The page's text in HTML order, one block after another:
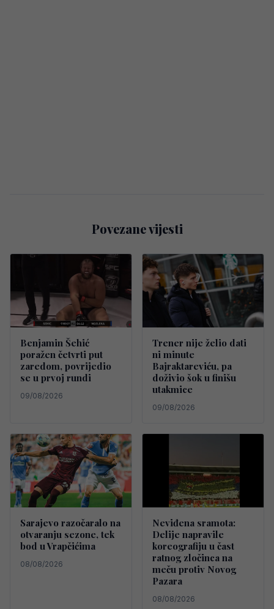
Povezane vijesti
Benjamin Šehić
poražen četvrti put
zaredom, povrijedio
se u prvoj rundi
09/08/2026
Trener nije želio dati
ni minute
Bajraktareviću, pa
doživio šok u finišu
utakmice
09/08/2026
Sarajevo razočaralo na
otvaranju sezone, tek
bod u Vrapčićima
08/08/2026
Neviđena sramota:
Delije napravile
koreografiju u čast
ratnog zločinca na
meču protiv Novog
Pazara
08/08/2026